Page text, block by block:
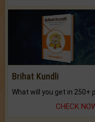
Brihat Kundli
CHECK